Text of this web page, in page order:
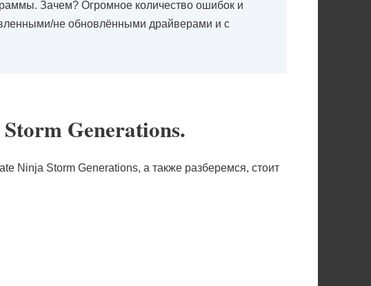
Зачем? Огромное количество ошибок и
не обновлёнными драйверами и с
Generations.
Ninja Storm Generations, а также разберемся, стоит